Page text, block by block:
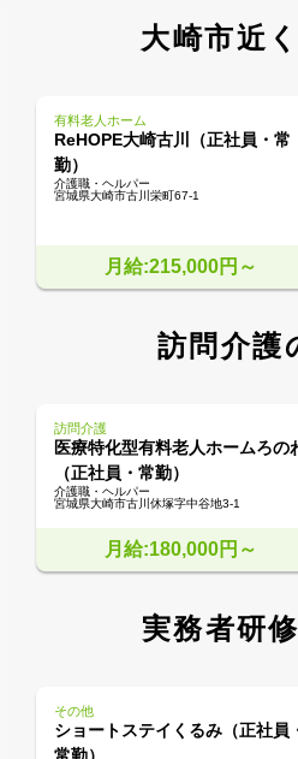
大崎市近
有料老人ホーム
ReHOPE大崎古川（正社員・常
勤）
介護職・ヘルパー
宮城県大崎市古川栄町67-1
月給:215,000円～
訪問介護
訪問介護
医療特化型有料老人ホームろの
（正社員・常勤）
介護職・ヘルパー
宮城県大崎市古川休塚字中谷地3-1
月給:180,000円～
実務者研
その他
ショートステイくるみ（正社員